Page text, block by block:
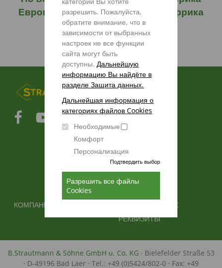
разрешить. Пожалуйста,
обратите внимание, что в
зависимости от выбранных
настроек не все функции
сайта могут быть
доступны.Дальнейшую
информацию Вы найдёте в
разделе Защита данных.
Дальнейшая информация о
категориях файлов Cookies
Необходимые
Комфорт
Персонализация
Подтвердить выбор
Разрешить все файлы
Cookies
Европа
Россия Азия
Африка
Австралия/Новая Зеландия
Южная Америка
FUSSBEREICHSMENÜ
ПРОДУКТЫ
ЗАПЧАСТИ
ИНФОТЕКА
ВХОД ДЛЯ
ОБЩИЕ
КОММЕРЧЕСКИЕ
FUSSBEREICH 2
КОМПАНИЯ FUSSBEREICH 3
ЗАЩИТА ДАННЫХ
РЕКВИЗИТЫ
B.Strautmann & Söhne GmbH u. Co. KG · Bielefelder Straße 53
· D-49196 Bad Laer · Tel.: +49 (0)5424/802-0 · Fax: +49